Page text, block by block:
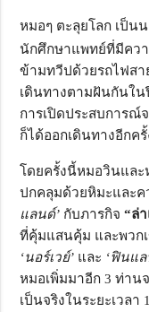
หมอๆ ตะลุยโลก เป็น
นักศึกษาแพทย์ที่มีคว
ข้ามทวีปด้วยรถไฟสา
เดินทางตามฝันกันใน
การเปิดประสบการณ์
ก็ได้ออกเดินทางอีกครั้
โดยครั้งนี้หมอวินและ
ปกคลุมด้วยหิมะและค
แลนด์’ กับภารกิจ“ล่
ที่คุ้มแสนคุ้ม และพวก
‘นอร์เวย์’ และ ‘ฟินแล
หมอเพิ่มมาอีก 3 ท่า
เป็นจริงในระยะเวลา